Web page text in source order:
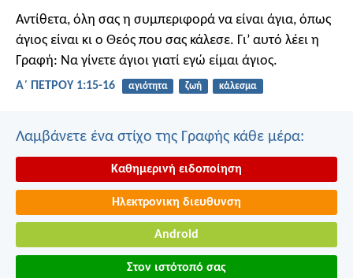
Αντίθετα, όλη σας η συμπεριφορά να είναι άγια, όπως
άγιος είναι κι ο Θεός που σας κάλεσε. Γι’ αυτό λέει η
Γραφή: Να γίνετε άγιοι γιατί εγώ είμαι άγιος.
Α΄ ΠΕΤΡΟΥ 1:15-16 αγιότητα ζωή κάλεσμα
Λαμβάνετε ένα στίχο της Γραφής κάθε μέρα:
Καθημερινή ειδοποίηση
Ηλεκτρονικη διευθυνση
Android
Στον ιστότοπό σας